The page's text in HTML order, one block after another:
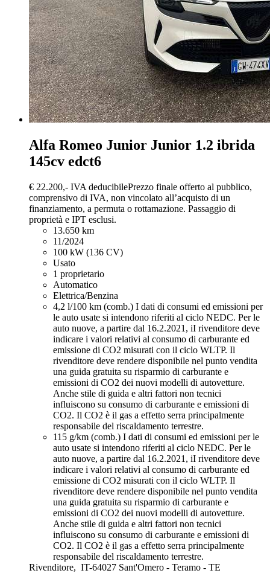
Alfa Romeo Junior Junior 1.2 ibrida
145cv edct6
€ 22.200,- IVA deducibilePrezzo finale offerto al pubblico,
comprensivo di IVA, non vincolato all’acquisto di un
finanziamento, a permuta o rottamazione. Passaggio di
proprietà e IPT esclusi.
13.650 km
11/2024
100 kW (136 CV)
Usato
1 proprietario
Automatico
Elettrica/Benzina
4,2 l/100 km (comb.) I dati di consumi ed emissioni per
le auto usate si intendono riferiti al ciclo NEDC. Per le
auto nuove, a partire dal 16.2.2021, iI rivenditore deve
indicare i valori relativi al consumo di carburante ed
emissione di CO2 misurati con il ciclo WLTP. Il
rivenditore deve rendere disponibile nel punto vendita
una guida gratuita su risparmio di carburante e
emissioni di CO2 dei nuovi modelli di autovetture.
Anche stile di guida e altri fattori non tecnici
influiscono su consumo di carburante e emissioni di
CO2. Il CO2 è il gas a effetto serra principalmente
responsabile del riscaldamento terrestre.
115 g/km (comb.) I dati di consumi ed emissioni per le
auto usate si intendono riferiti al ciclo NEDC. Per le
auto nuove, a partire dal 16.2.2021, iI rivenditore deve
indicare i valori relativi al consumo di carburante ed
emissione di CO2 misurati con il ciclo WLTP. Il
rivenditore deve rendere disponibile nel punto vendita
una guida gratuita su risparmio di carburante e
emissioni di CO2 dei nuovi modelli di autovetture.
Anche stile di guida e altri fattori non tecnici
influiscono su consumo di carburante e emissioni di
CO2. Il CO2 è il gas a effetto serra principalmente
responsabile del riscaldamento terrestre.
Rivenditore, IT-64027 Sant'Omero - Teramo - TE